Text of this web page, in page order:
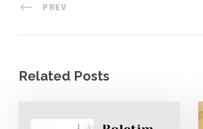
PREV
Related Posts